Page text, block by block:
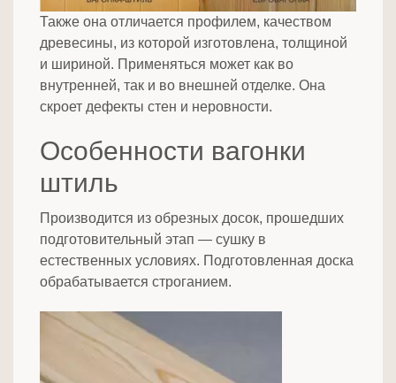
Также она отличается профилем, качеством
древесины, из которой изготовлена, толщиной
и шириной. Применяться может как во
внутренней, так и во внешней отделке. Она
скроет дефекты стен и неровности.
Особенности вагонки
штиль
Производится из обрезных досок, прошедших
подготовительный этап — сушку в
естественных условиях. Подготовленная доска
обрабатывается строганием.